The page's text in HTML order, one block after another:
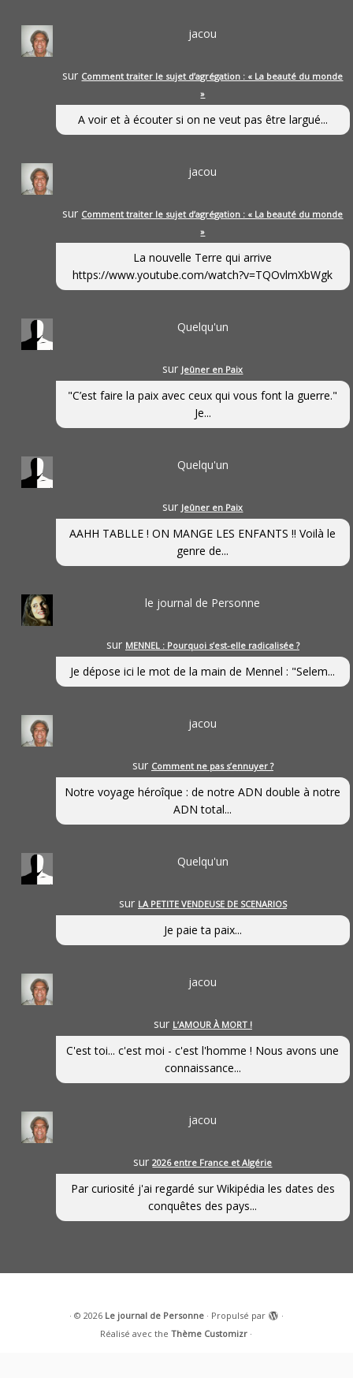
jacou
sur Comment traiter le sujet d’agrégation : « La beauté du monde
»
A voir et à écouter si on ne veut pas être largué...
jacou
sur Comment traiter le sujet d’agrégation : « La beauté du monde
»
La nouvelle Terre qui arrive
https://www.youtube.com/watch?v=TQOvlmXbWgk
Quelqu'un
sur Jeûner en Paix
"C’est faire la paix avec ceux qui vous font la guerre."
Je...
Quelqu'un
sur Jeûner en Paix
AAHH TABLLE ! ON MANGE LES ENFANTS !! Voilà le
genre de...
le journal de Personne
sur MENNEL : Pourquoi s’est-elle radicalisée ?
Je dépose ici le mot de la main de Mennel : "Selem...
jacou
sur Comment ne pas s’ennuyer ?
Notre voyage héroîque : de notre ADN double à notre
ADN total...
Quelqu'un
sur LA PETITE VENDEUSE DE SCENARIOS
Je paie ta paix...
jacou
sur L’AMOUR À MORT !
C'est toi... c'est moi - c'est l'homme ! Nous avons une
connaissance...
jacou
sur2026 entre France et Algérie
Par curiosité j'ai regardé sur Wikipédia les dates des
conquêtes des pays...
· © 2026 Le journal de Personne· Propulsé par
·
Réalisé avec theThème Customizr ·